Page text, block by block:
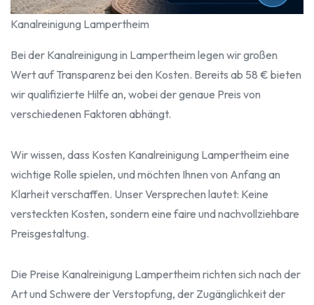
Kanalreinigung Lampertheim
Bei der Kanalreinigung in Lampertheim legen wir großen
Wert auf Transparenz bei den Kosten. Bereits ab 58 € bieten
wir qualifizierte Hilfe an, wobei der genaue Preis von
verschiedenen Faktoren abhängt.
Wir wissen, dass Kosten Kanalreinigung Lampertheim eine
wichtige Rolle spielen, und möchten Ihnen von Anfang an
Klarheit verschaffen. Unser Versprechen lautet: Keine
versteckten Kosten, sondern eine faire und nachvollziehbare
Preisgestaltung.
Die Preise Kanalreinigung Lampertheim richten sich nach der
Art und Schwere der Verstopfung, der Zugänglichkeit der